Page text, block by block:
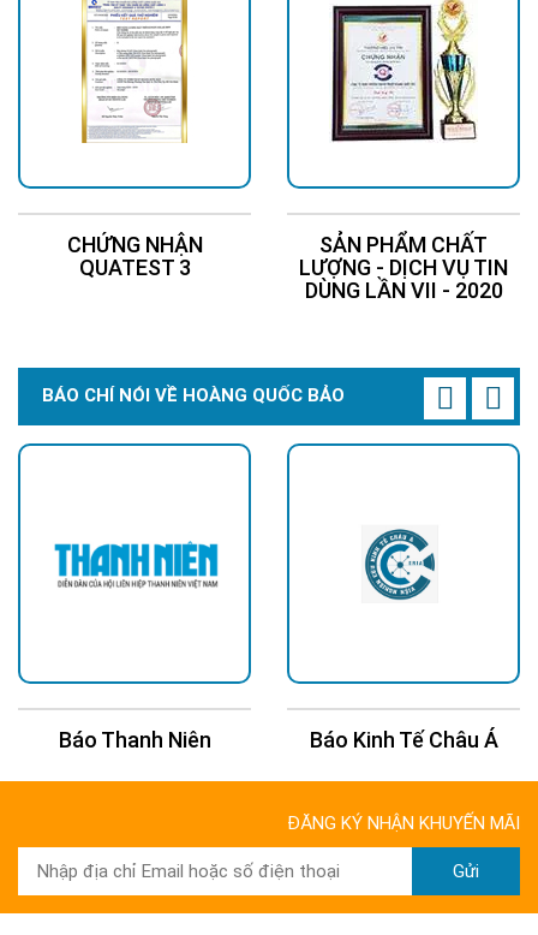
CHỨNG NHẬN
QUATEST 3
SẢN PHẨM CHẤT
LƯỢNG - DỊCH VỤ TIN
DÙNG LẦN VII - 2020
BÁO CHÍ NÓI VỀ HOÀNG QUỐC BẢO
Báo Thanh Niên Báo Kinh Tế Châu Á
ĐĂNG KÝ NHẬN KHUYẾN MÃI
Gửi